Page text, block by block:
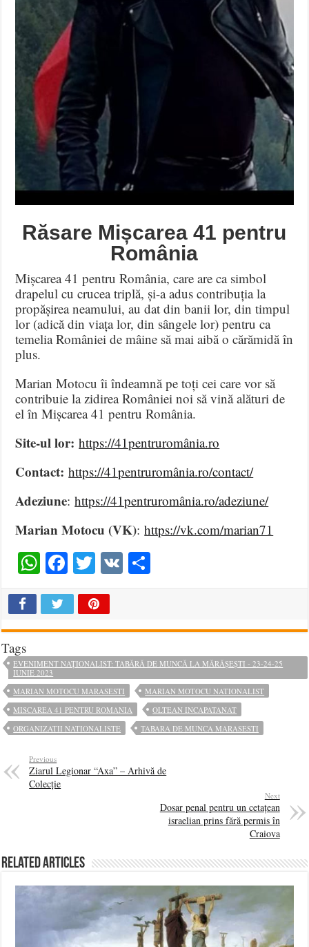
Răsare Mișcarea 41 pentru
România
Mișcarea 41 pentru România, care are ca simbol
drapelul cu crucea triplă, și-a adus contribuția la
propășirea neamului, au dat din banii lor, din timpul
lor (adică din viața lor, din sângele lor) pentru ca
temelia României de mâine să mai aibă o cărămidă în
plus.
Marian Motocu îi îndeamnă pe toți cei care vor să
contribuie la zidirea României noi să vină alături de
el în Mișcarea 41 pentru România.
Site-ul lor: https://41pentruromânia.ro
Contact: https://41pentruromânia.ro/contact/
Adeziune:https://41pentruromânia.ro/adeziune/
Marian Motocu (VK):https://vk.com/marian71
WhatsApp
Facebook
Twitter
VK
Tags
EVENIMENT NAȚIONALIST: TABĂRĂ DE MUNCĂ LA MĂRĂȘEȘTI - 23-24-25
IUNIE 2023
MARIAN MOTOCU MARASESTI
MARIAN MOTOCU NATIONALIST
MISCAREA 41 PENTRU ROMANIA
OLTEAN INCAPATANAT
ORGANIZATII NATIONALISTE
TABARA DE MUNCA MARASESTI
Previous
Ziarul Legionar “Axa” – Arhivă de
Colecție
Next
Dosar penal pentru un cetațean
israelian prins fără permis în
Craiova
Related Articles